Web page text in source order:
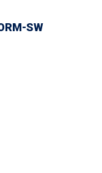
SW